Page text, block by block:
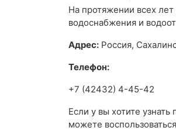
На протяжении всех
водоснабжения и
Адрес: Россия,
Телефон:
+7 (42432) 4-45-42
Если у вы хотите
можете